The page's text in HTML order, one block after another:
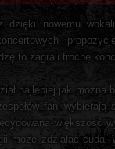
dzięki nowemu
i
to zagrali trochę
najlepiej jak można
fani wybierają
większość
może zdziałać cuda.